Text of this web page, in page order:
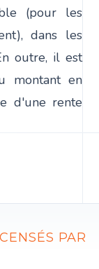
(pour les
dans les
outre, il est
montant en
d'une rente
PAR